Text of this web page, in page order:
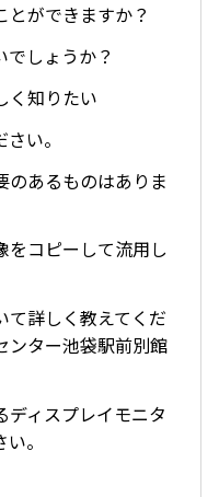
とができますか？
しょうか？
く知りたい
い。
のあるものはありま
をコピーして流用し
て詳しく教えてくだ
ンター池袋駅前別館
ディスプレイモニタ
。